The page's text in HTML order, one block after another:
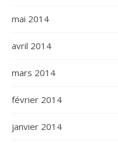
mai 2014
avril 2014
mars 2014
février 2014
janvier 2014